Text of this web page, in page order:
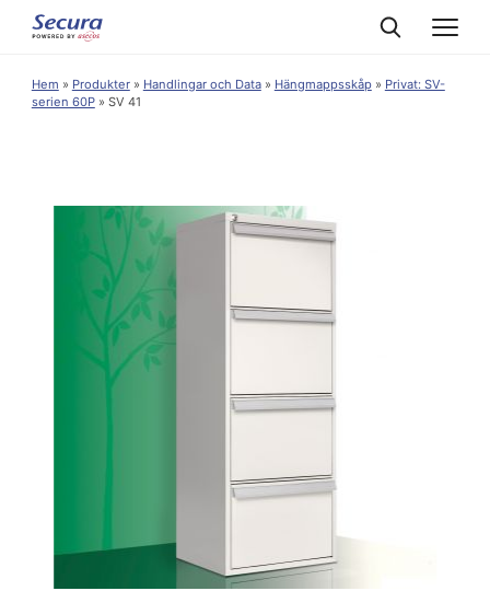
Hem » Produkter» Handlingar och Data» Hängmappsskåp» Privat: SV-
serien 60P» SV 41